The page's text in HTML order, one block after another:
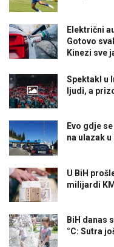
Električni
Gotovo
Kinezi sve
Spektakl u
ljudi, a
Evo gdje
na ulazak
U BiH
milijardi
BiH danas
°C: Sutra